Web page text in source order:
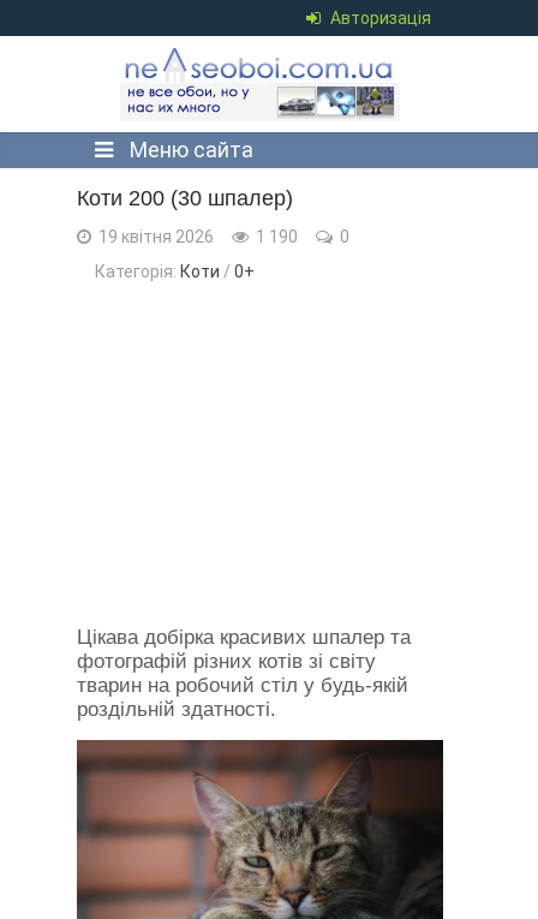
Авторизація
Меню сайта
Коти 200 (30 шпалер)
19 квітня 2026 1 190
0
Категорія: Коти / 0+
Цікава добірка красивих шпалер та
фотографій різних котів зі світу
тварин на робочий стіл у будь-якій
роздільній здатності.